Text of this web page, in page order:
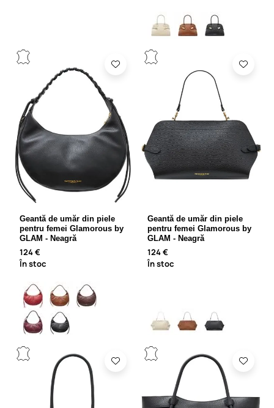
Geantă de umăr din piele
pentru femei Glamorous by
GLAM - Neagră
124 €
În stoc
Geantă de umăr din piele
pentru femei Glamorous by
GLAM - Neagră
124 €
În stoc